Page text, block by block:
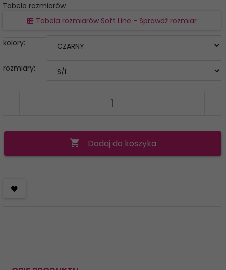
Tabela rozmiarów
Tabela rozmiarów Soft Line - Sprawdź rozmiar
kolory:
rozmiary:
Dodaj do koszyka